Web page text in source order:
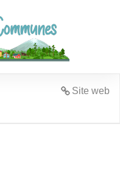
Site web